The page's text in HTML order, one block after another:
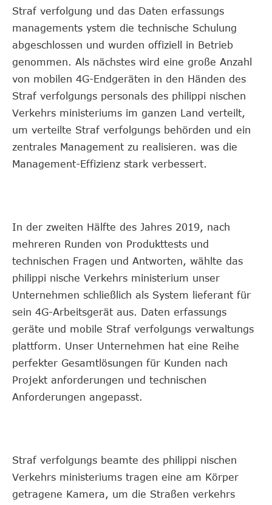
Straf verfolgung und das Daten erfassungs
managements ystem die technische Schulung
abgeschlossen und wurden offiziell in Betrieb
genommen. Als nächstes wird eine große Anzahl
von mobilen 4G-Endgeräten in den Händen des
Straf verfolgungs personals des philippi nischen
Verkehrs ministeriums im ganzen Land verteilt,
um verteilte Straf verfolgungs behörden und ein
zentrales Management zu realisieren. was die
Management-Effizienz stark verbessert.
In der zweiten Hälfte des Jahres 2019, nach
mehreren Runden von Produkttests und
technischen Fragen und Antworten, wählte das
philippi nische Verkehrs ministerium unser
Unternehmen schließlich als System lieferant für
sein 4G-Arbeitsgerät aus. Daten erfassungs
geräte und mobile Straf verfolgungs verwaltungs
plattform. Unser Unternehmen hat eine Reihe
perfekter Gesamtlösungen für Kunden nach
Projekt anforderungen und technischen
Anforderungen angepasst.
Straf verfolgungs beamte des philippi nischen
Verkehrs ministeriums tragen eine am Körper
getragene Kamera, um die Straßen verkehrs